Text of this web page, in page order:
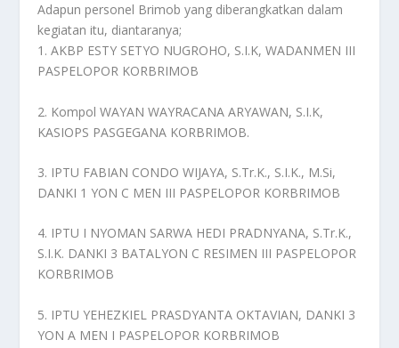
Adapun personel Brimob yang diberangkatkan dalam
kegiatan itu, diantaranya;
1. AKBP ESTY SETYO NUGROHO, S.I.K, WADANMEN III
PASPELOPOR KORBRIMOB
2. Kompol WAYAN WAYRACANA ARYAWAN, S.I.K,
KASIOPS PASGEGANA KORBRIMOB.
3. IPTU FABIAN CONDO WIJAYA, S.Tr.K., S.I.K., M.Si,
DANKI 1 YON C MEN III PASPELOPOR KORBRIMOB
4. IPTU I NYOMAN SARWA HEDI PRADNYANA, S.Tr.K.,
S.I.K. DANKI 3 BATALYON C RESIMEN III PASPELOPOR
KORBRIMOB
5. IPTU YEHEZKIEL PRASDYANTA OKTAVIAN, DANKI 3
YON A MEN I PASPELOPOR KORBRIMOB